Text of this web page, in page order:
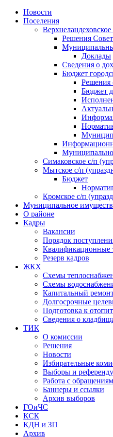
Skip
Новости
Поселения
Решения
Доклады
Сведения о
Бюджет
Решения
Бюджет
Симаковское с/п
Мытское с/п
Бюджет
Кромское с/п
Муниципальное
О районе
Кадры
Вакансии
Порядок
Квалификационные
Резерв кадров
ЖКХ
Схемы
Схемы
Капитальный
Долгосрочные
Подготовка к
Сведения о
ТИК
О комиссии
Решения
Новости
Избирательные
Выборы и
Работа с
Баннеры и ссылки
Архив выборов
ГОиЧС
КСК
КДН и ЗП
Архив